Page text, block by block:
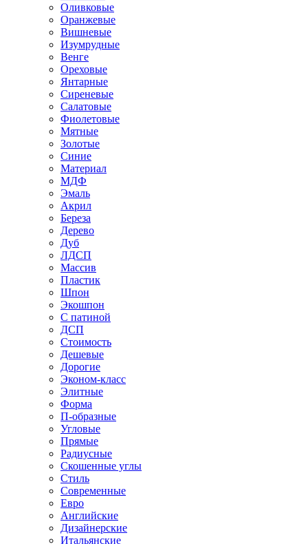
Оливковые
Оранжевые
Вишневые
Изумрудные
Венге
Ореховые
Янтарные
Сиреневые
Салатовые
Фиолетовые
Мятные
Золотые
Синие
Материал
МДФ
Эмаль
Акрил
Береза
Дерево
Дуб
ЛДСП
Массив
Пластик
Шпон
Экошпон
С патиной
ДСП
Стоимость
Дешевые
Дорогие
Эконом-класс
Элитные
Форма
П-образные
Угловые
Прямые
Радиусные
Скошенные углы
Стиль
Современные
Евро
Английские
Дизайнерские
Итальянские